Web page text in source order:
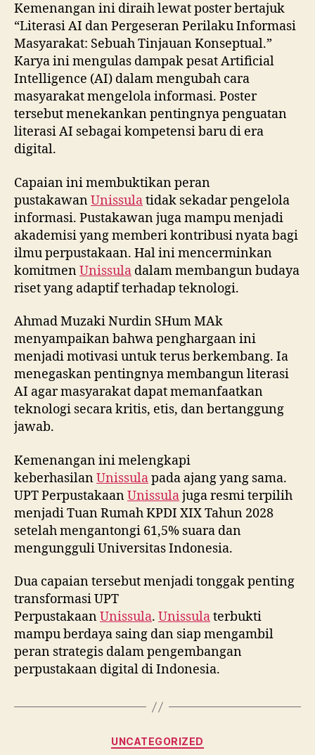
Kemenangan ini diraih lewat poster bertajuk
“Literasi AI dan Pergeseran Perilaku Informasi
Masyarakat: Sebuah Tinjauan Konseptual.”
Karya ini mengulas dampak pesat Artificial
Intelligence (AI) dalam mengubah cara
masyarakat mengelola informasi. Poster
tersebut menekankan pentingnya penguatan
literasi AI sebagai kompetensi baru di era
digital.
Capaian ini membuktikan peran
pustakawanUnissulatidak sekadar pengelola
informasi. Pustakawan juga mampu menjadi
akademisi yang memberi kontribusi nyata bagi
ilmu perpustakaan. Hal ini mencerminkan
komitmenUnissula dalam membangun budaya
riset yang adaptif terhadap teknologi.
Ahmad Muzaki Nurdin SHum MAk
menyampaikan bahwa penghargaan ini
menjadi motivasi untuk terus berkembang. Ia
menegaskan pentingnya membangun literasi
AI agar masyarakat dapat memanfaatkan
teknologi secara kritis, etis, dan bertanggung
jawab.
Kemenangan ini melengkapi
keberhasilanUnissulapada ajang yang sama.
UPT PerpustakaanUnissulajuga resmi terpilih
menjadi Tuan Rumah KPDI XIX Tahun 2028
setelah mengantongi 61,5% suara dan
mengungguli Universitas Indonesia.
Dua capaian tersebut menjadi tonggak penting
transformasi UPT
PerpustakaanUnissula. Unissulaterbukti
mampu berdaya saing dan siap mengambil
peran strategis dalam pengembangan
perpustakaan digital di Indonesia.
Categories
UNCATEGORIZED